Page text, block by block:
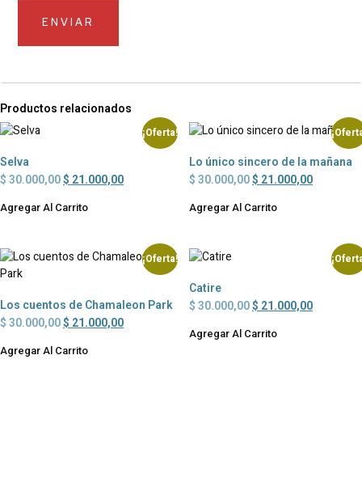
Productos relacionados
¡Oferta!
Selva
$ 30.000,00$ 21.000,00
Agregar Al Carrito
Lo único sincero de la mañana
$ 30.000,00$ 21.000,00
Agregar Al Carrito
¡Oferta!
Los cuentos de Chamaleon Park
$ 30.000,00$ 21.000,00
Agregar Al Carrito
Catire
$ 30.000,00$ 21.000,00
Agregar Al Carrito